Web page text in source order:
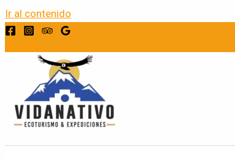
Ir al contenido